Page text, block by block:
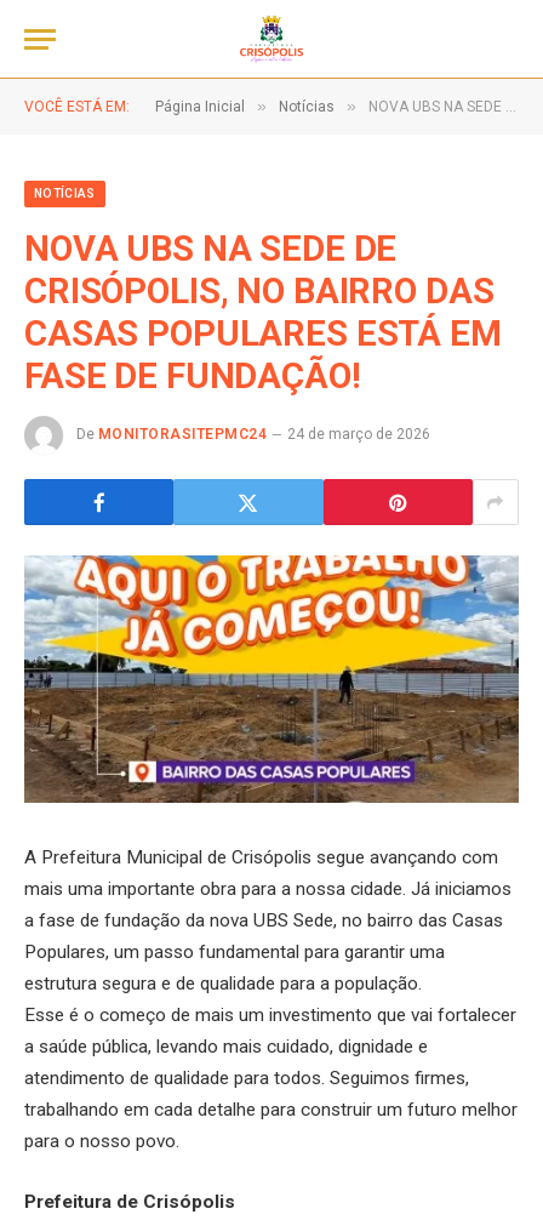
VOCÊ ESTÁ EM: Página Inicial » Notícias » NOVA UBS NA SEDE DE CRISÓPOLIS, NO BAIRRO DAS CASAS POPULARES ESTÁ EM FASE DE FUNDAÇÃO!
NOTÍCIAS
NOVA UBS NA SEDE DE
CRISÓPOLIS, NO BAIRRO DAS
CASAS POPULARES ESTÁ EM
FASE DE FUNDAÇÃO!
De MONITORASITEPMC24 24 de março de 2026
A Prefeitura Municipal de Crisópolis segue avançando com
mais uma importante obra para a nossa cidade. Já iniciamos
a fase de fundação da nova UBS Sede, no bairro das Casas
Populares, um passo fundamental para garantir uma
estrutura segura e de qualidade para a população.
Esse é o começo de mais um investimento que vai fortalecer
a saúde pública, levando mais cuidado, dignidade e
atendimento de qualidade para todos. Seguimos firmes,
trabalhando em cada detalhe para construir um futuro melhor
para o nosso povo.
Prefeitura de Crisópolis